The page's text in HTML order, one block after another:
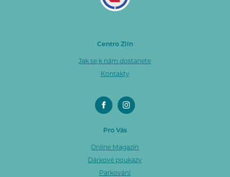
Centro Zlín
Jak se k nám dostanete
Kontakty
Pro Vás
Online Magazín
Dárkové poukazy
Parkování